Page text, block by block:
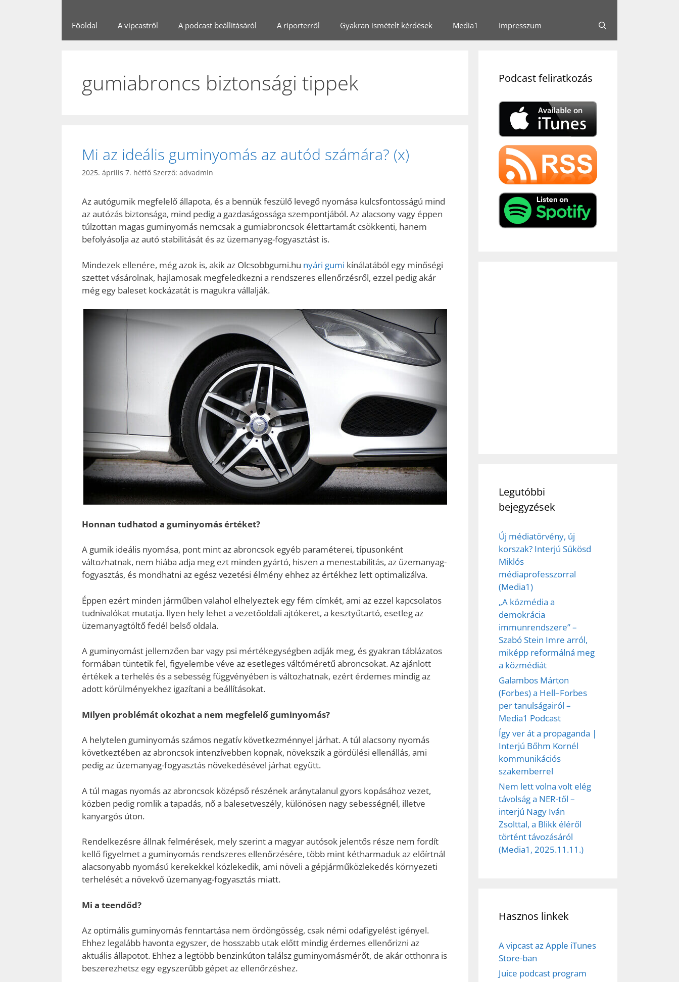
Főoldal A vipcastről A podcast beállításáról A riporterről Gyakran ismételt kérdések Media1 Impresszum
gumiabroncs biztonsági tippek
Mi az ideális guminyomás az autód számára? (x)
2025. április 7. hétfő Szerző: advadmin
Az autógumik megfelelő állapota, és a bennük feszülő levegő nyomása kulcsfontosságú mind
az autózás biztonsága, mind pedig a gazdaságossága szempontjából. Az alacsony vagy éppen
túlzottan magas guminyomás nemcsak a gumiabroncsok élettartamát csökkenti, hanem
befolyásolja az autó stabilitását és az üzemanyag-fogyasztást is.
Mindezek ellenére, még azok is, akik az Olcsobbgumi.hu nyári gumi kínálatából egy minőségi
szettet vásárolnak, hajlamosak megfeledkezni a rendszeres ellenőrzésről, ezzel pedig akár
még egy baleset kockázatát is magukra vállalják.
Honnan tudhatod a guminyomás értéket?
A gumik ideális nyomása, pont mint az abroncsok egyéb paraméterei, típusonként
változhatnak, nem hiába adja meg ezt minden gyártó, hiszen a menestabilitás, az üzemanyag-
fogyasztás, és mondhatni az egész vezetési élmény ehhez az értékhez lett optimalizálva.
Éppen ezért minden járműben valahol elhelyeztek egy fém címkét, ami az ezzel kapcsolatos
tudnivalókat mutatja. Ilyen hely lehet a vezetőoldali ajtókeret, a kesztyűtartó, esetleg az
üzemanyagtöltő fedél belső oldala.
A guminyomást jellemzően bar vagy psi mértékegységben adják meg, és gyakran táblázatos
formában tüntetik fel, figyelembe véve az esetleges váltóméretű abroncsokat. Az ajánlott
értékek a terhelés és a sebesség függvényében is változhatnak, ezért érdemes mindig az
adott körülményekhez igazítani a beállításokat.
Milyen problémát okozhat a nem megfelelő guminyomás?
A helytelen guminyomás számos negatív következménnyel járhat. A túl alacsony nyomás
következtében az abroncsok intenzívebben kopnak, növekszik a gördülési ellenállás, ami
pedig az üzemanyag-fogyasztás növekedésével járhat együtt.
A túl magas nyomás az abroncsok középső részének aránytalanul gyors kopásához vezet,
közben pedig romlik a tapadás, nő a balesetveszély, különösen nagy sebességnél, illetve
kanyargós úton.
Rendelkezésre állnak felmérések, mely szerint a magyar autósok jelentős része nem fordít
kellő figyelmet a guminyomás rendszeres ellenőrzésére, több mint kétharmaduk az előírtnál
alacsonyabb nyomású kerekekkel közlekedik, ami növeli a gépjárműközlekedés környezeti
terhelését a növekvő üzemanyag-fogyasztás miatt.
Mi a teendőd?
Az optimális guminyomás fenntartása nem ördöngösség, csak némi odafigyelést igényel.
Ehhez legalább havonta egyszer, de hosszabb utak előtt mindig érdemes ellenőrizni az
aktuális állapotot. Ehhez a legtöbb benzinkúton találsz guminyomásmérőt, de akár otthonra is
beszerezhetsz egy egyszerűbb gépet az ellenőrzéshez.
Podcast feliratkozás
Legutóbbi
bejegyzések
Új médiatörvény, új
korszak? Interjú Sükösd
Miklós
médiaprofesszorral
(Media1)
„A közmédia a
demokrácia
immunrendszere” –
Szabó Stein Imre arról,
miképp reformálná meg
a közmédiát
Galambos Márton
(Forbes) a Hell–Forbes
per tanulságairól –
Media1 Podcast
Így ver át a propaganda |
Interjú Bőhm Kornél
kommunikációs
szakemberrel
Nem lett volna volt elég
távolság a NER-től –
interjú Nagy Iván
Zsolttal, a Blikk éléről
történt távozásáról
(Media1, 2025.11.11.)
Hasznos linkek
A vipcast az Apple iTunes
Store-ban
Juice podcast program